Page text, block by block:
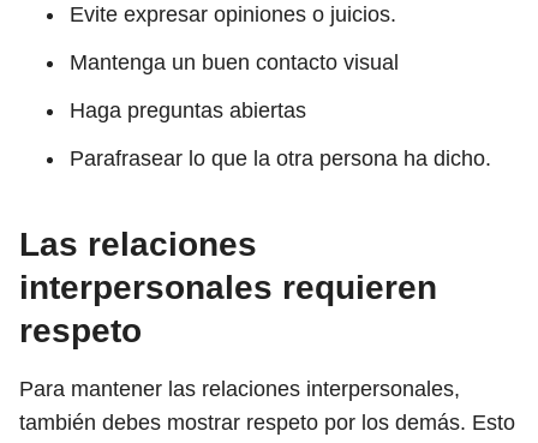
Evite expresar opiniones o juicios.
Mantenga un buen contacto visual
Haga preguntas abiertas
Parafrasear lo que la otra persona ha dicho.
Las relaciones
interpersonales requieren
respeto
Para mantener las relaciones interpersonales,
también debes mostrar respeto por los demás. Esto